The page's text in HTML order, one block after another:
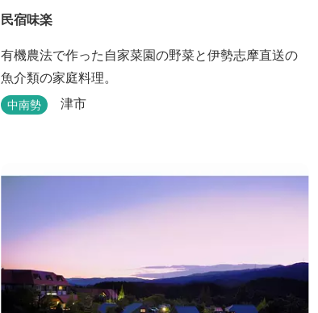
民宿味楽
有機農法で作った自家菜園の野菜と伊勢志摩直送の
魚介類の家庭料理。
中南勢 津市